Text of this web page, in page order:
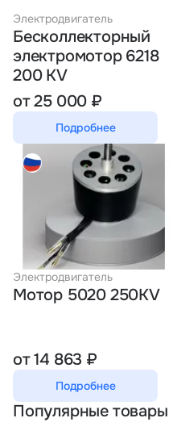
Электродвигатель
Бесколлекторный
электромотор 6218
200 KV
от 25 000 ₽
Подробнее
Электродвигатель
Мотор 5020 250KV
от 14 863 ₽
Подробнее
Популярные товары